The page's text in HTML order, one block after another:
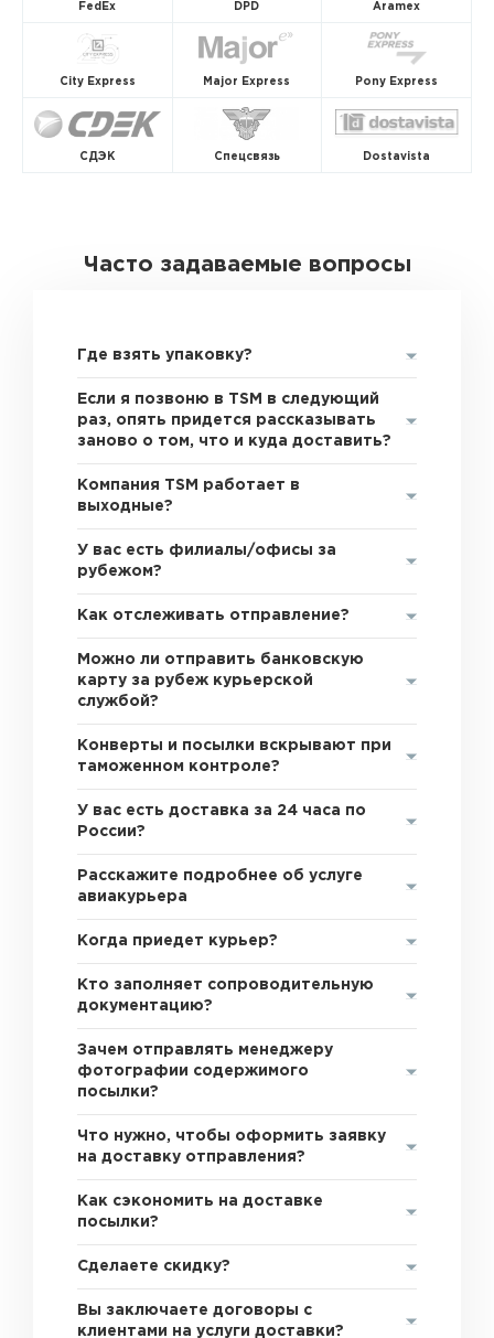
FedEx DPD Aramex
City Express Major Express Pony Express
СДЭК Спецсвязь Dostavista
Часто задаваемые вопросы
Где взять упаковку?
Если я позвоню в TSM в следующий
раз, опять придется рассказывать
заново о том, что и куда доставить?
Компания TSM работает в
выходные?
У вас есть филиалы/офисы за
рубежом?
Как отслеживать отправление?
Можно ли отправить банковскую
карту за рубеж курьерской
службой?
Конверты и посылки вскрывают при
таможенном контроле?
У вас есть доставка за 24 часа по
России?
Расскажите подробнее об услуге
авиакурьера
Когда приедет курьер?
Кто заполняет сопроводительную
документацию?
Зачем отправлять менеджеру
фотографии содержимого
посылки?
Что нужно, чтобы оформить заявку
на доставку отправления?
Как сэкономить на доставке
посылки?
Сделаете скидку?
Вы заключаете договоры с
клиентами на услуги доставки?